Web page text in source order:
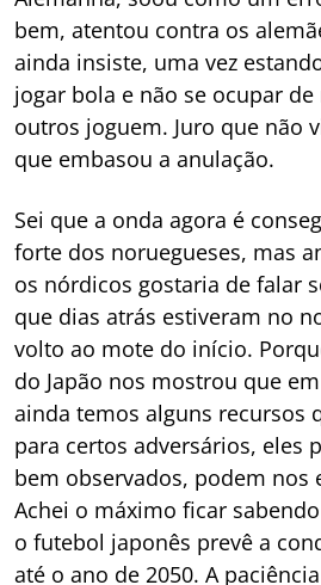
bem, atentou contra os
ainda insiste, uma vez
jogar bola e não se ocupar
outros joguem. Juro que não
que embasou a anulação.
Sei que a onda agora é
forte dos noruegueses, mas
os nórdicos gostaria de falar
que dias atrás estiveram no
volto ao mote do início.
do Japão nos mostrou que
ainda temos alguns recursos
para certos adversários, eles
bem observados, podem nos
Achei o máximo ficar
o futebol japonês prevê a
até o ano de 2050. A